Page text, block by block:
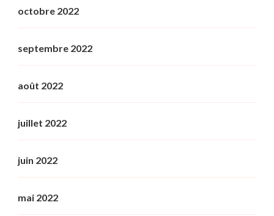
octobre 2022
septembre 2022
août 2022
juillet 2022
juin 2022
mai 2022